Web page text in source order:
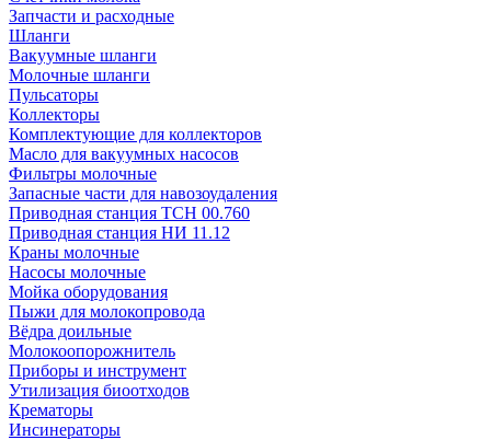
Запчасти и расходные
Шланги
Вакуумные шланги
Молочные шланги
Пульсаторы
Коллекторы
Комплектующие для коллекторов
Масло для вакуумных насосов
Фильтры молочные
Запасные части для навозоудаления
Приводная станция ТСН 00.760
Приводная станция НИ 11.12
Краны молочные
Насосы молочные
Мойка оборудования
Пыжи для молокопровода
Вёдра доильные
Молокоопорожнитель
Приборы и инструмент
Утилизация биоотходов
Крематоры
Инсинераторы